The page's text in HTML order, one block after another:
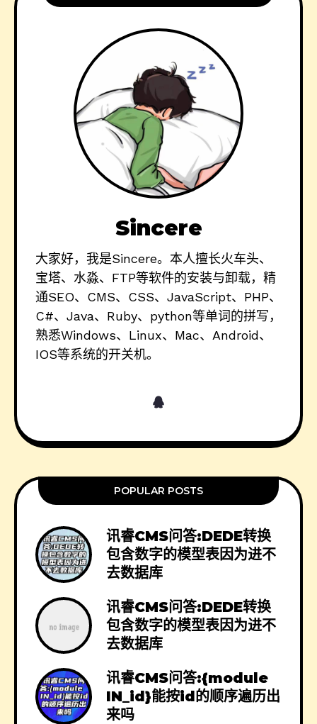
Sincere
大家好，我是Sincere。本人擅长火车头、
宝塔、水淼、FTP等软件的安装与卸载，精
通SEO、CMS、CSS、JavaScript、PHP、
C#、Java、Ruby、python等单词的拼写，
熟悉Windows、Linux、Mac、Android、
IOS等系统的开关机。
POPULAR POSTS
讯睿CMS问答:DEDE转换
包含数字的模型表因为进不
去数据库
讯睿CMS问答:DEDE转换
包含数字的模型表因为进不
去数据库
讯睿CMS问答:{module
IN_id}能按id的顺序遍历出
来吗